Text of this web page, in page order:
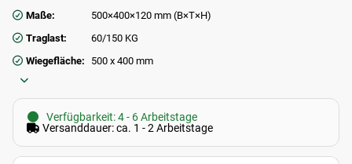
Maße:
500×400×120 mm (B×T×H)
Traglast:
60/150 KG
Wiegefläche:
500 x 400 mm
Verfügbarkeit: 4 - 6 Arbeitstage
Versanddauer: ca. 1 - 2 Arbeitstage